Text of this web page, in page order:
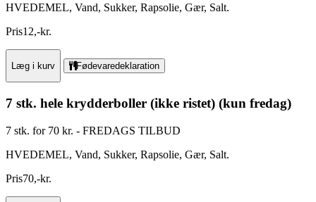
HVEDEMEL, Vand, Sukker, Rapsolie, Gær, Salt.
Pris12,-kr.
Læg i kurv Fødevaredeklaration
7 stk. hele krydderboller (ikke ristet) (kun fredag)
7 stk. for 70 kr. - FREDAGS TILBUD
HVEDEMEL, Vand, Sukker, Rapsolie, Gær, Salt.
Pris70,-kr.